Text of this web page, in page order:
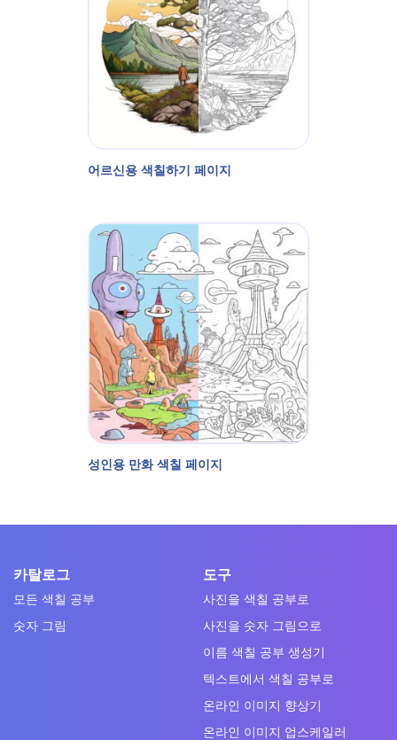
어르신용 색칠하기 페이지
성인용 만화 색칠 페이지
카탈로그
모든 색칠 공부
숫자 그림
도구
사진을 색칠 공부로
사진을 숫자 그림으로
이름 색칠 공부 생성기
텍스트에서 색칠 공부로
온라인 이미지 향상기
온라인 이미지 업스케일러